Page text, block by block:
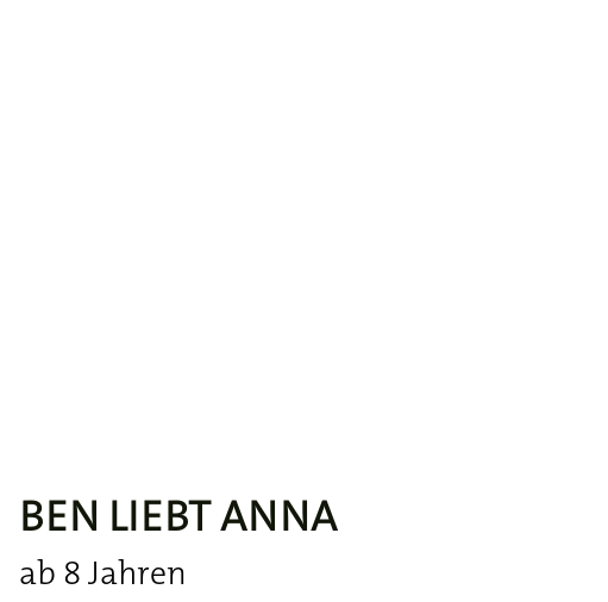
BEN LIEBT ANNA
ab 8 Jahren